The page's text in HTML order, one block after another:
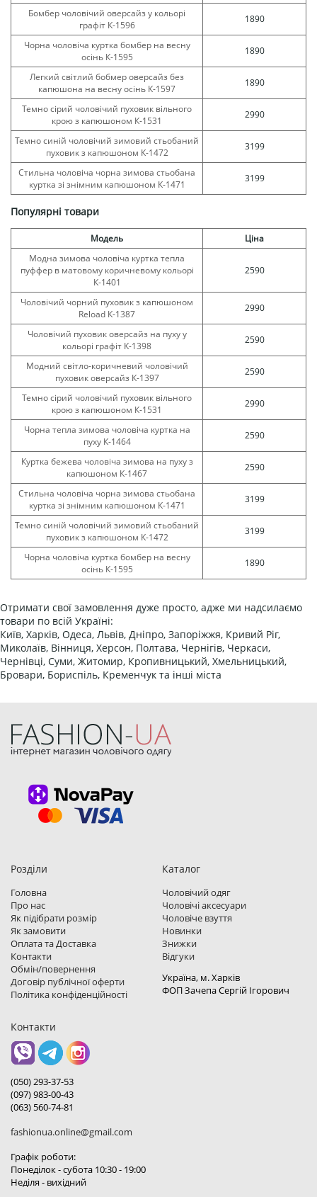
Бомбер чоловічий оверсайз у кольорі
графіт К-1596
1890
Чорна чоловіча куртка бомбер на весну
осінь К-1595
1890
Легкий світлий бобмер оверсайз без
капюшона на весну осінь К-1597
1890
Темно сірий чоловічий пуховик вільного
крою з капюшоном К-1531
2990
Темно синій чоловічий зимовий стьобаний
пуховик з капюшоном К-1472
3199
Стильна чоловіча чорна зимова стьобана
куртка зі знімним капюшоном К-1471
3199
Популярні товари
Модель
Ціна
Модна зимова чоловіча куртка тепла
пуффер в матовому коричневому кольорі
К-1401
2590
Чоловічий чорний пуховик з капюшоном
Reload К-1387
2990
Чоловічий пуховик оверсайз на пуху у
кольорі графіт К-1398
2590
Модний світло-коричневий чоловічий
пуховик оверсайз К-1397
2590
Темно сірий чоловічий пуховик вільного
крою з капюшоном К-1531
2990
Чорна тепла зимова чоловіча куртка на
пуху К-1464
2590
Куртка бежева чоловіча зимова на пуху з
капюшоном К-1467
2590
Стильна чоловіча чорна зимова стьобана
куртка зі знімним капюшоном К-1471
3199
Темно синій чоловічий зимовий стьобаний
пуховик з капюшоном К-1472
3199
Чорна чоловіча куртка бомбер на весну
осінь К-1595
1890
Отримати свої замовлення дуже просто, адже ми надсилаємо
товари по всій Україні:
Київ, Харків, Одеса, Львів, Дніпро, Запоріжжя, Кривий Ріг,
Миколаїв, Вінниця, Херсон, Полтава, Чернігів, Черкаси,
Чернівці, Суми, Житомир, Кропивницький, Хмельницький,
Бровари, Бориспіль, Кременчук та інші міста
Розділи
Головна
Про нас
Як підібрати розмір
Як замовити
Оплата та Доставка
Контакти
Обмін/повернення
Договір публічної оферти
Політика конфіденційності
Каталог
Чоловічий одяг
Чоловічі аксесуари
Чоловіче взуття
Новинки
Знижки
Відгуки
Україна, м. Харкiв
ФОП Зачепа Сергій Ігорович
Контакти
(050) 293-37-53
(097) 983-00-43
(063) 560-74-81
fashionua.online@gmail.com
Графік роботи:
Понеділок - субота 10:30 - 19:00
Неділя - вихідний